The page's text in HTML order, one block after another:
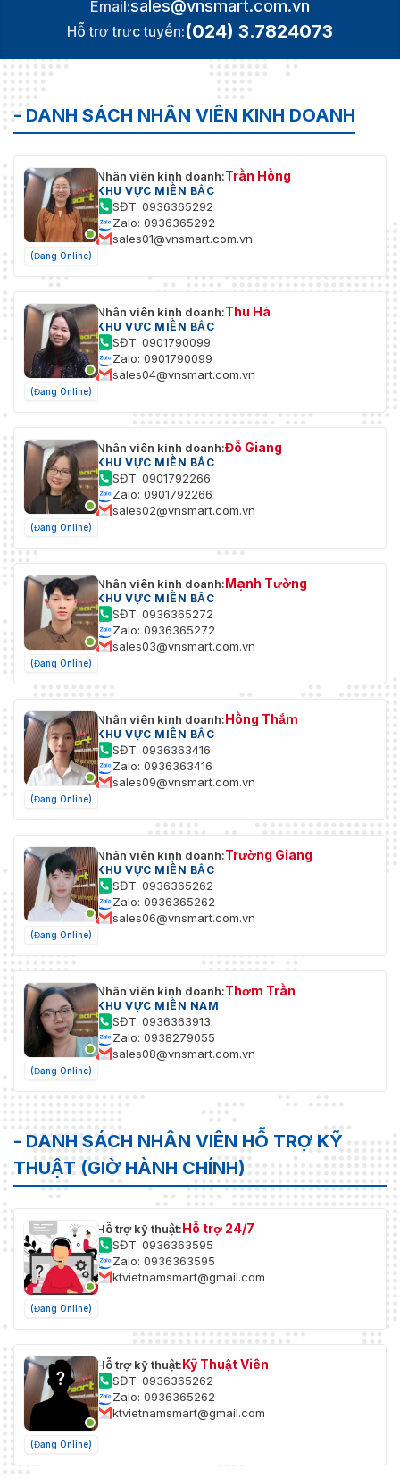
Email:sales@vnsmart.com.vn
Hỗ trợ trực tuyến:(024) 3.7824073
- DANH SÁCH NHÂN VIÊN KINH DOANH
(Đang Online)
Nhân viên kinh doanh:Trần Hồng
KHU VỰC MIỀN BẮC
SĐT: 0936365292
Zalo: 0936365292
sales01@vnsmart.com.vn
(Đang Online)
Nhân viên kinh doanh:Thu Hà
KHU VỰC MIỀN BẮC
SĐT: 0901790099
Zalo: 0901790099
sales04@vnsmart.com.vn
(Đang Online)
Nhân viên kinh doanh:Đỗ Giang
KHU VỰC MIỀN BẮC
SĐT: 0901792266
Zalo: 0901792266
sales02@vnsmart.com.vn
(Đang Online)
Nhân viên kinh doanh:Mạnh Tường
KHU VỰC MIỀN BẮC
SĐT: 0936365272
Zalo: 0936365272
sales03@vnsmart.com.vn
(Đang Online)
Nhân viên kinh doanh:Hồng Thắm
KHU VỰC MIỀN BẮC
SĐT: 0936363416
Zalo: 0936363416
sales09@vnsmart.com.vn
(Đang Online)
Nhân viên kinh doanh:Trường Giang
KHU VỰC MIỀN BẮC
SĐT: 0936365262
Zalo: 0936365262
sales06@vnsmart.com.vn
(Đang Online)
Nhân viên kinh doanh:Thơm Trần
KHU VỰC MIỀN NAM
SĐT: 0936363913
Zalo: 0938279055
sales08@vnsmart.com.vn
- DANH SÁCH NHÂN VIÊN HỖ TRỢ KỸ
THUẬT (GIỜ HÀNH CHÍNH)
(Đang Online)
Hỗ trợ kỹ thuật:Hỗ trợ 24/7
SĐT: 0936363595
Zalo: 0936363595
ktvietnamsmart@gmail.com
(Đang Online)
Hỗ trợ kỹ thuật:Kỹ Thuật Viên
SĐT: 0936365262
Zalo: 0936365262
ktvietnamsmart@gmail.com